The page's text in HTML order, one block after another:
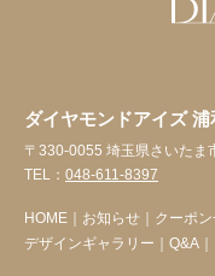
ダイヤモンドアイズ
〒330-0055 埼玉県さいたま
TEL： 048-611-8397
HOME ｜ お知らせ ｜ クーポ
デザインギャラリー ｜ Q&A ｜